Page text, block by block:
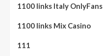
1100 links Italy OnlyFans
1100 links Mix Casino
111